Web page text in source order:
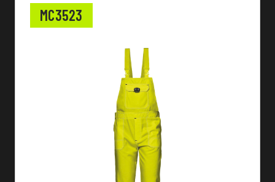
MC3523